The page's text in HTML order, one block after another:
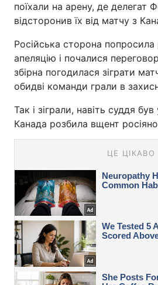
поїхали на арену, де делегат
відсторонив їх від матчу з
Російська сторона попросила
апеляцію і почалися
збірна погодилася зіграти
обидві команди грали в
Так і зіграли, навіть суддя
Канада розбила вщент